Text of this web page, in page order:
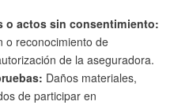
o actos sin consentimiento:
o reconocimiento de
de la aseguradora.
Daños materiales,
de participar en